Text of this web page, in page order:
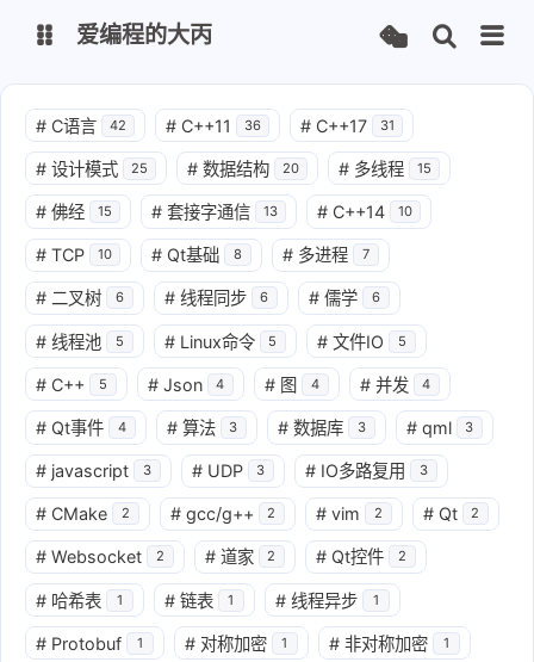
英文版 中文版
大丙课堂 微信公众号
QQ交流群 微信
留言板 码云
了凡四训 俞静公遇灶神记
心经 金刚经
地藏经 道德经
爱编程的大丙
# C语言 42 # C++11 36 # C++17 31
# 设计模式 25 # 数据结构 20 # 多线程 15
# 佛经 15 # 套接字通信 13 # C++14 10
# TCP 10 # Qt基础 8 # 多进程 7
# 二叉树 6 # 线程同步 6 # 儒学 6
# 线程池 5 # Linux命令 5 # 文件IO 5
# C++ 5 # Json 4 # 图 4 # 并发 4
# Qt事件 4 # 算法 3 # 数据库 3 # qml 3
# javascript 3 # UDP 3 # IO多路复用 3
# CMake 2 # gcc/g++ 2 # vim 2 # Qt 2
# Websocket 2 # 道家 2 # Qt控件 2
# 哈希表 1 # 链表 1 # 线程异步 1
# Protobuf 1 # 对称加密 1 # 非对称加密 1